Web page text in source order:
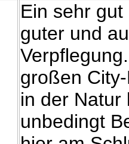
Ein sehr
guter und
großen
in der Natur
unbedingt